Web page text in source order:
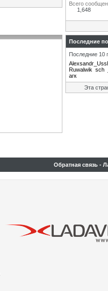
Всего
1,648
Последние
Последние 10
Ruwalwik sch
агк
Эта
Обратная связь -